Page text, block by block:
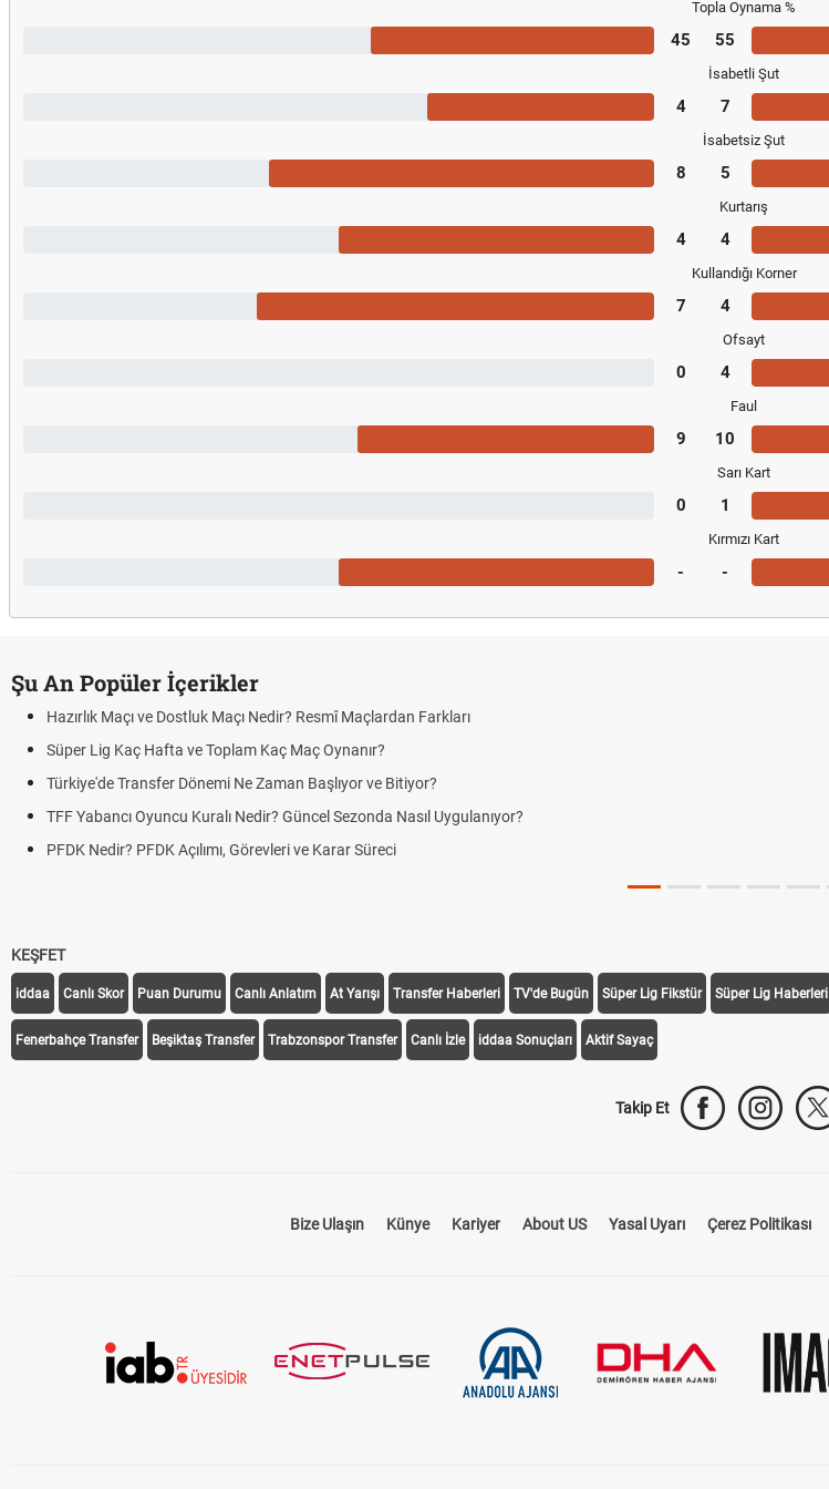
Topla Oynama %
45 55
İsabetli Şut
4 7
İsabetsiz Şut
8 5
Kurtarış
4 4
Kullandığı Korner
7 4
Ofsayt
0 4
Faul
9 10
Sarı Kart
0 1
Kırmızı Kart
- -
Şu An Popüler İçerikler
Hazırlık Maçı ve Dostluk Maçı Nedir? Resmî Maçlardan Farkları
Süper Lig Kaç Hafta ve Toplam Kaç Maç Oynanır?
Türkiye'de Transfer Dönemi Ne Zaman Başlıyor ve Bitiyor?
TFF Yabancı Oyuncu Kuralı Nedir? Güncel Sezonda Nasıl Uygulanıyor?
PFDK Nedir? PFDK Açılımı, Görevleri ve Karar Süreci
KEŞFET
iddaa Canlı Skor Puan Durumu Canlı Anlatım At Yarışı Transfer Haberleri TV'de Bugün Süper Lig Fikstür Süper Lig Haberleri
Fenerbahçe Transfer Beşiktaş Transfer Trabzonspor Transfer Canlı İzle iddaa Sonuçları Aktif Sayaç
Takip Et
Bize Ulaşın Künye Kariyer About US Yasal Uyarı Çerez Politikası